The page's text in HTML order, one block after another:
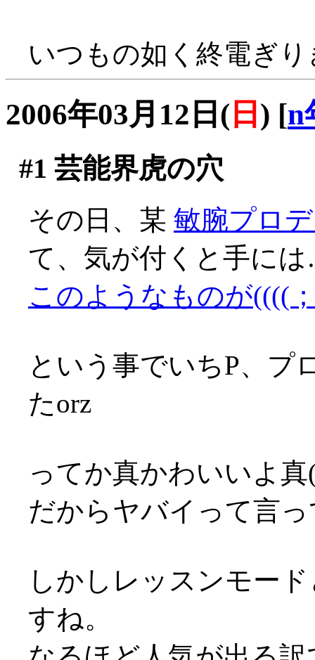
いつもの如く終電ぎ
2006年03月12日( 日 ) [n
#1 芸能界虎の穴
その日、某 敏腕プロ
て、気が付くと手に
このようなものが((((
という事でいちP、プ
たorz
ってか真かわいいよ
だからヤバイって言
しかしレッスンモー
すね。